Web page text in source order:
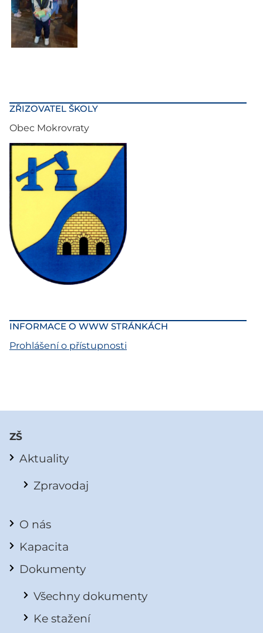
ZŘIZOVATEL ŠKOLY
Obec Mokrovraty
INFORMACE O WWW STRÁNKÁCH
Prohlášení o přístupnosti
ZŠ
Aktuality
Zpravodaj
O nás
Kapacita
Dokumenty
Všechny dokumenty
Ke stažení